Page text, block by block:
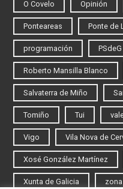
O Covelo Opinión
Ponteareas Ponte de
programación PSdeG
Roberto Mansilla Blanco
Salvaterra de Miño
Tomiño Tui
Vigo Vila Nova de
Xosé González Martínez
Xunta de Galicia